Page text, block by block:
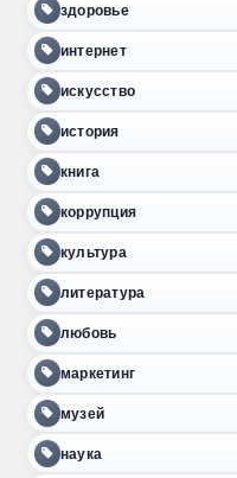
здоровье
интернет
искусство
история
книга
коррупция
культура
литература
любовь
маркетинг
музей
наука